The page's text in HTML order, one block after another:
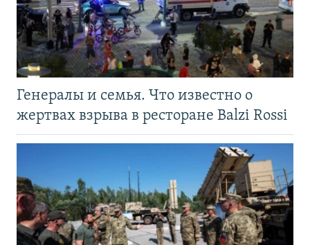
Генералы и семья. Что известно о
жертвах взрыва в ресторане Balzi Rossi